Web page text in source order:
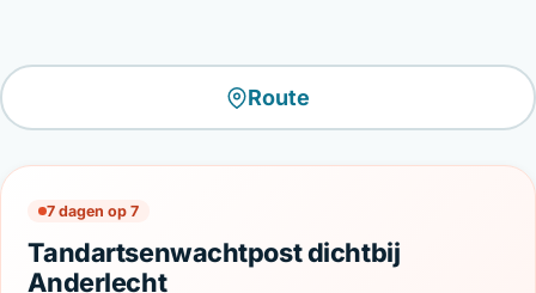
Route
7 dagen op 7
Tandartsenwachtpost dichtbij
Anderlecht